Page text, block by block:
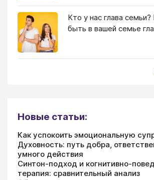
Кто у нас глава
быть в вашей семье
Новые статьи:
Как успокоить эмоциональную
Духовность: путь добра,
умного действия
Синтон-подход и когнитивно-
терапия: сравнительный анализ